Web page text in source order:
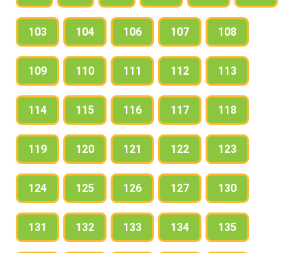
103 104 106 107 108
109 110 111 112 113
114 115 116 117 118
119 120 121 122 123
124 125 126 127 130
131 132 133 134 135